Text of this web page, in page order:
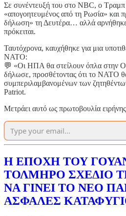
Σε συνέντευξή του στο NBC, ο Τραμπ
«απογοητευμένος από τη Ρωσία» και
δήλωση» τη Δευτέρα… αλλά αρνήθηκε
πρόκειται.
Ταυτόχρονα, καυχήθηκε για μια
ΝΑΤΟ:
💬 «Οι ΗΠΑ θα στείλουν όπλα στην
δήλωσε, προσθέτοντας ότι το ΝΑΤΟ
συμπεριλαμβανομένων των
Patriot.
Μετράει αυτό ως πρωτοβουλία
Η ΕΠΟΧΗ ΤΟΥ
ΤΟΛΜΗΡΟ ΣΧΕΔΙΟ
ΝΑ ΓΙΝΕΙ ΤΟ ΝΕΟ
ΑΣΦΑΛΕΣ